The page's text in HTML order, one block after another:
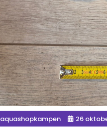
aquashopkampen 26